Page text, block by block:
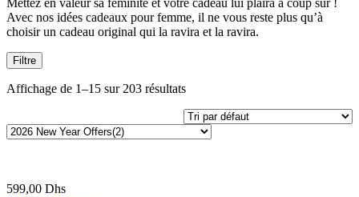
Mettez en valeur sa féminité et votre cadeau lui plaira à coup sûr !
Avec nos idées cadeaux pour femme, il ne vous reste plus qu’à
choisir un cadeau original qui la ravira et la ravira.
Filtre
Affichage de 1–15 sur 203 résultats
599,00 Dhs